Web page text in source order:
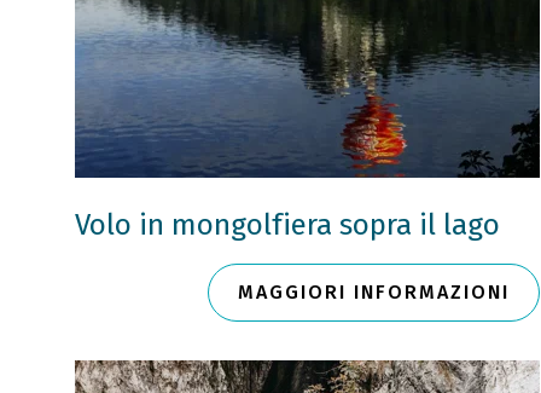
Volo in mongolfiera sopra il lago
MAGGIORI INFORMAZIONI